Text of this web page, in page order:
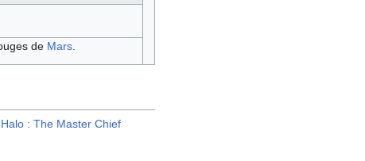
de Mars.
Halo : The Master Chief